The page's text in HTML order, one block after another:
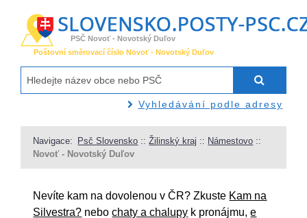
PSČ Novoť - Novotský Duľov
Poštovní směrovací číslo Novoť - Novotský Duľov
Vyhledávání podle adresy
Navigace: Psč Slovensko ::Žilinský kraj :: Námestovo ::
Novoť - Novotský Duľov
Nevíte kam na dovolenou v ČR? Zkuste Kam na
Silvestra? nebochaty a chalupy k pronájmu,e